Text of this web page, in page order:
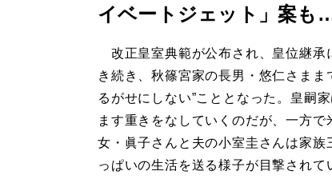
イベートジェット」案
改正皇室典範が公布され、皇位継承
き続き、秋篠宮家の長男・悠仁さまま
るがせにしない”こととなった。皇嗣
ます重きをなしていくのだが、一方で
女・眞子さんと夫の小室圭さんは家族
っぱいの生活を送る様子が目撃されて